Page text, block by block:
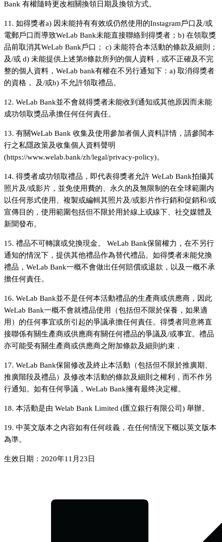
Bank 有權隨時更改相關換領日期及換領方式。
11. 如得獎者a) 因未能持有有效或仍然使用的Instagram戶口及/或
電郵戶口而導致WeLab Bank未能直接聯絡到得獎者；b) 在領取獎
品前取消其WeLab Bank戶口； c) 未能符合本活動的條款及細則；
及/或 d) 未能提供上述第8條款所列的個人資料，或不正確及不完
整的個人資料，WeLab bank有權在不另行通知下：a) 取消得獎者
的資格， 及/或b) 不允許領取禮品。
12. WeLab Bank並不會就得獎者未能收到通知或其他原因而未能
成功領取獎品承擔任何任何責任。
13. 有關WeLab Bank 收集及使用參加者個人資料詳情，請參閲本
行之私隱政策及收集個人資料聲明
(https://www.welab.bank/zh/legal/privacy-policy)。
14. 得獎者成功領取禮品，即代表得獎者允許 WeLab Bank拍攝其
照片及/或影片，並免使用費的、永久的及無限制的在全球範圍内
以任何形式使用、複製或編輯其照片及/或影片作行銷和促銷和/或
宣傳目​​的，使用範圍包括但不限於用於線上或線下、社交媒體及
新聞發布。
15. 禮品不可轉讓或兌換現金。 WeLab Bank保留權力，在不另行
通知的情況下，提供其他禮品作為替代禮品。如得獎者未能兌換
禮品，WeLab Bank一概不會做出任何賠償或退款，以及一概不承
擔任何責任。
16. WeLab Bank並不是任何本活動禮品的生產商或供應商，因此
WeLab Bank一概不會就禮品使用（包括但不限於保養，如果適
用）的任何事宜或所引起的爭議承擔任何責任。得獎者同意將直
接聯係有關生產商或供應商有關任何禮品的爭議及/或事宜。禮品
亦可能受有關生產商或供應商之附加條款及細則約束．
17. WeLab Bank保留修改及終止本活動（包括但不限於推廣期、
推廣階段及禮品）及修改本活動的條款及細則之權利，而不作另
行通知。如有任何爭議，WeLab Bank擁有最终决定權。
18. 本活動是由 Welab Bank Limited (匯立銀行有限公司) 舉辦。
19. 中英文版本之內容如有任何歧義，在任何情況下概以英文版本
為準。
生效日期：2020年11月23日